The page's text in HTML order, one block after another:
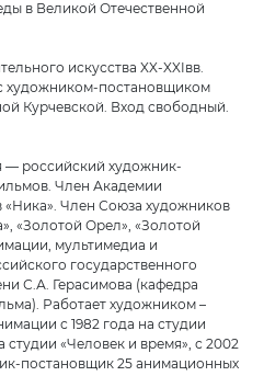
в Великой Отечественной
искусства XX-XXIвв.
художником-постановщиком
Курчевской. Вход свободный.
— российский художник-
Член Академии
«Ника». Член Союза художников
«Золотой Орел», «Золотой
мультимедиа и
государственного
С.А. Герасимова (кафедра
Работает художником –
с 1982 года на студии
«Человек и время», с 2002
постановщик 25 анимационных